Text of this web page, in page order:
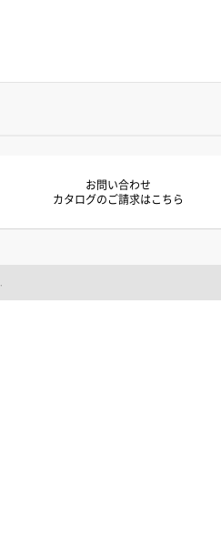
お問い合わせ
カタログのご請求はこちら